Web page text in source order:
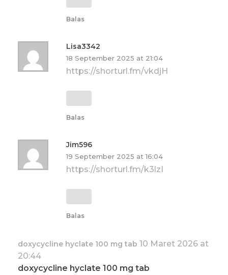
Balas
Lisa3342
18 September 2025 at 21:04
https://shorturl.fm/vkdjH
Balas
Jim596
19 September 2025 at 16:04
https://shorturl.fm/k3lzI
Balas
doxycycline hyclate 100 mg tab 10 Maret 2026 at
20:44
doxycycline hyclate 100 mg tab